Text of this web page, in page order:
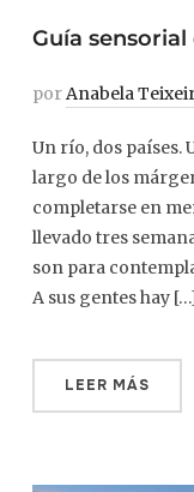
Guía
porAnabela
Un río, dos países.
largo de los
completarse en
llevado tres
son para
A sus gentes hay
LEER MÁS